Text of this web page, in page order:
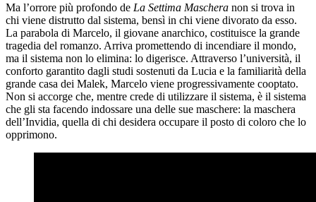
Ma l’orrore più profondo de La Settima Maschera non si trova in
chi viene distrutto dal sistema, bensì in chi viene divorato da esso.
La parabola di Marcelo, il giovane anarchico, costituisce la grande
tragedia del romanzo. Arriva promettendo di incendiare il mondo,
ma il sistema non lo elimina: lo digerisce. Attraverso l’università, il
conforto garantito dagli studi sostenuti da Lucia e la familiarità della
grande casa dei Malek, Marcelo viene progressivamente cooptato.
Non si accorge che, mentre crede di utilizzare il sistema, è il sistema
che gli sta facendo indossare una delle sue maschere: la maschera
dell’Invidia, quella di chi desidera occupare il posto di coloro che lo
opprimono.